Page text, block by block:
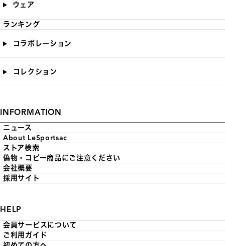
ウェア
ランキング
コラボレーション
コレクション
INFORMATION
ニュース
About LeSportsac
ストア検索
偽物・コピー商品にご注意ください
会社概要
採用サイト
HELP
会員サービスについて
ご利用ガイド